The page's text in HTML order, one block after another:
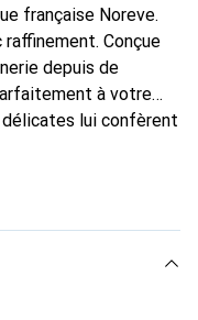
française Noreve.
Conçue
depuis de
à votre
délicates lui confèrent
Reconnaissance
une clientèle